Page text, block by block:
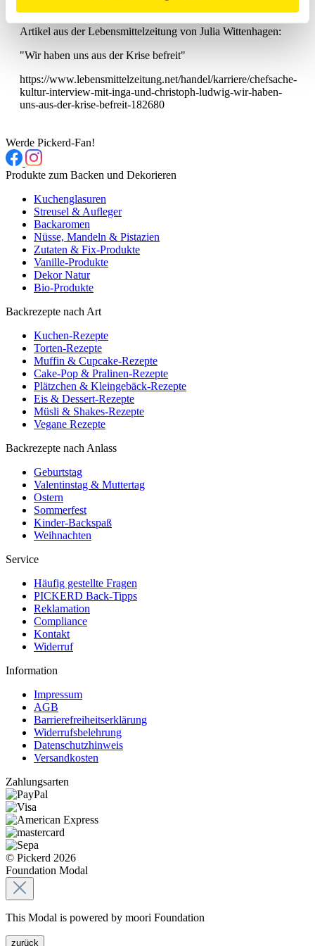
Artikel aus der Lebensmittelzeitung von Julia Wittenhagen:
"Wir haben uns aus der Krise befreit"
https://www.lebensmittelzeitung.net/handel/karriere/chefsache-
kultur-interview-mit-inga-und-christoph-ludwig-wir-haben-
uns-aus-der-krise-befreit-182680
Werde Pickerd-Fan!
Produkte zum Backen und Dekorieren
Kuchenglasuren
Streusel & Aufleger
Backaromen
Nüsse, Mandeln & Pistazien
Zutaten & Fix-Produkte
Vanille-Produkte
Dekor Natur
Bio-Produkte
Backrezepte nach Art
Kuchen-Rezepte
Torten-Rezepte
Muffin & Cupcake-Rezepte
Cake-Pop & Pralinen-Rezepte
Plätzchen & Kleingebäck-Rezepte
Eis & Dessert-Rezepte
Müsli & Shakes-Rezepte
Vegane Rezepte
Backrezepte nach Anlass
Geburtstag
Valentinstag & Muttertag
Ostern
Sommerfest
Kinder-Backspaß
Weihnachten
Service
Häufig gestellte Fragen
PICKERD Back-Tipps
Reklamation
Compliance
Kontakt
Widerruf
Information
Impressum
AGB
Barrierefreiheitserklärung
Widerrufsbelehrung
Datenschutzhinweis
Versandkosten
Zahlungsarten
© Pickerd 2026
Foundation Modal
This Modal is powered by moori Foundation
zurück